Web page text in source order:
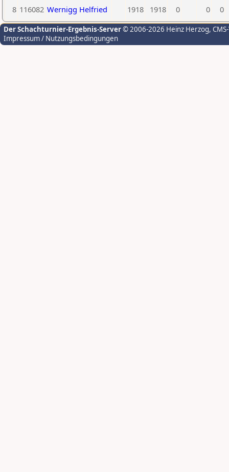
8 116082 Wernigg Helfried 1918 1918 0 0 0
Der Schachturnier-Ergebnis-Server© 2006-2026 Heinz Herzog,
Impressum / Nutzungsbedingungen